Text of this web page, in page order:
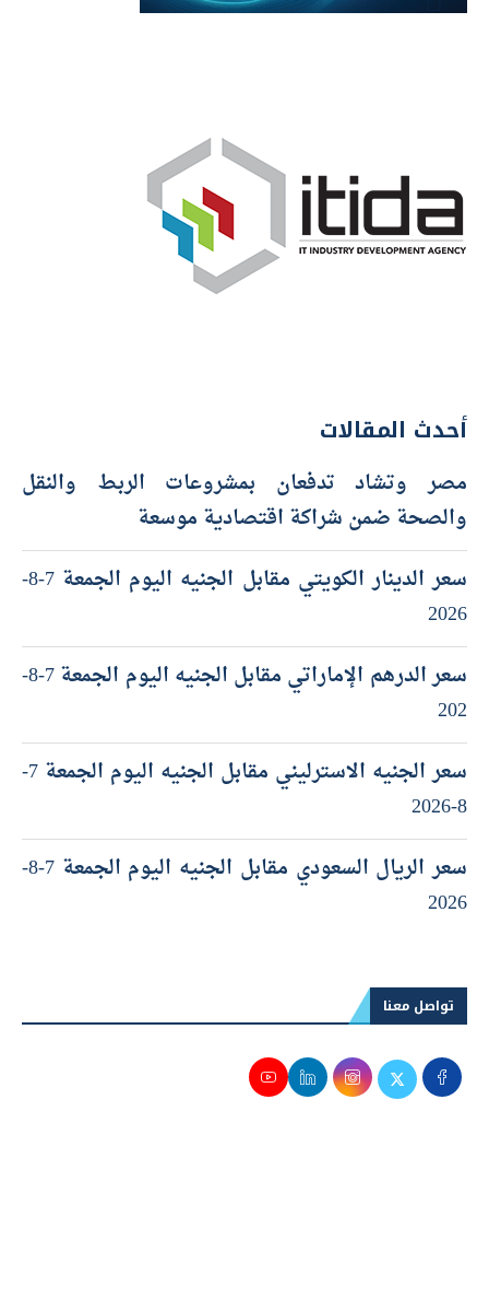
أحدث المقالات
مصر وتشاد تدفعان بمشروعات الربط والنقل
والصحة ضمن شراكة اقتصادية موسعة
سعر الدينار الكويتي مقابل الجنيه اليوم الجمعة 7-8-
2026
سعر الدرهم الإماراتي مقابل الجنيه اليوم الجمعة 7-8-
202
سعر الجنيه الاسترليني مقابل الجنيه اليوم الجمعة 7-
8-2026
سعر الريال السعودي مقابل الجنيه اليوم الجمعة 7-8-
2026
تواصل معنا